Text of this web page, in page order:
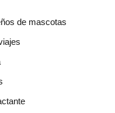
de mascotas